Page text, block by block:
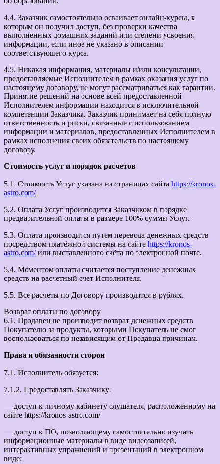
4.4. Заказчик самостоятельно осваивает онлайн-курсы, к
которым он получил доступ, без проверки качества
выполненных домашних заданий или степени усвоения
информации, если иное не указано в описании
соответствующего курса.
4.5. Никакая информация, материалы и/или консультации,
предоставляемые Исполнителем в рамках оказания услуг по
настоящему договору, не могут рассматриваться как гарантии.
Принятие решений на основе всей предоставленной
Исполнителем информации находится в исключительной
компетенции Заказчика. Заказчик принимает на себя полную
ответственность и риски, связанные с использованием
информации и материалов, предоставленных Исполнителем в
рамках исполнения своих обязательств по настоящему
договору.
Стоимость услуг и порядок расчетов
5.1. Стоимость Услуг указана на страницах сайта https://kronos-
astro.com/
5.2. Оплата Услуг производится Заказчиком в порядке
предварительной оплаты в размере 100% суммы Услуг.
5.3. Оплата производится путем перевода денежных средств
посредством платёжной системы на сайте https://kronos-
astro.com/или выставленного счёта по электронной почте.
5.4. Моментом оплаты считается поступление денежных
средств на расчетный счет Исполнителя.
5.5. Все расчеты по Договору производятся в рублях.
Возврат оплаты по договору
6.1. Продавец не производит возврат денежных средств
Покупателю за продукты, которыми Покупатель не смог
воспользоваться по независящим от Продавца причинам.
Права и обязанности сторон
7.1. Исполнитель обязуется:
7.1.2. Предоставлять Заказчику:
— доступ к личному кабинету слушателя, расположенному на
сайте https://kronos-astro.com/
— доступ к ПО, позволяющему самостоятельно изучать
информационные материалы в виде видеозаписей,
интерактивных упражнений и презентаций в электронном
виде;